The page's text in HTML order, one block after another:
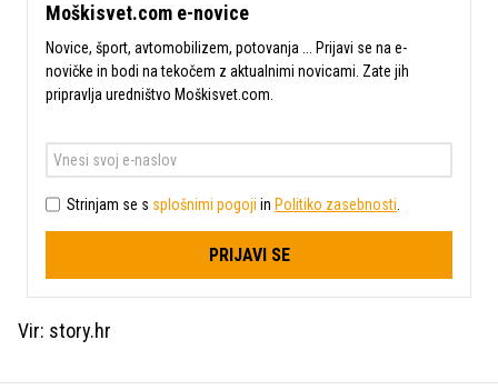
Moškisvet.com e-novice
Novice, šport, avtomobilizem, potovanja ... Prijavi se na e-
novičke in bodi na tekočem z aktualnimi novicami. Zate jih
pripravlja uredništvo Moškisvet.com.
Strinjam se s splošnimi pogoji in Politiko zasebnosti
PRIJAVI SE
Vir: story.hr